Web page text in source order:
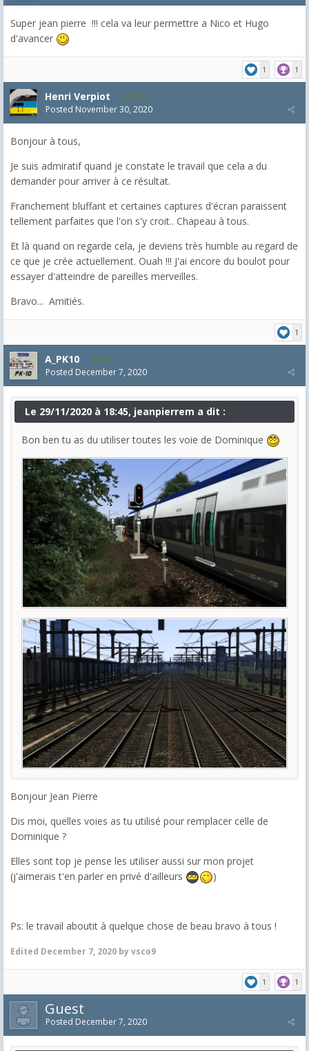
Super jean pierre !!! cela va leur permettre a Nico et Hugo
d'avancer
1 1
Henri Verpiot 229
Posted November 30, 2020
Bonjour à tous,
Je suis admiratif quand je constate le travail que cela a du
demander pour arriver à ce résultat.
Franchement bluffant et certaines captures d'écran paraissent
tellement parfaites que l'on s'y croit.. Chapeau à tous.
Et là quand on regarde cela, je deviens très humble au regard de
ce que je crée actuellement. Ouah !!! J'ai encore du boulot pour
essayer d'atteindre de pareilles merveilles.
Bravo... Amitiés.
1
A_PK10 509
Posted December 7, 2020
Le 29/11/2020 à 18:45, jeanpierrem a dit :
Bon ben tu as du utiliser toutes les voie de Dominique
Bonjour Jean Pierre
Dis moi, quelles voies as tu utilisé pour remplacer celle de
Dominique ?
Elles sont top je pense les utiliser aussi sur mon projet
(j'aimerais t'en parler en privé d'ailleurs
)
Ps: le travail aboutit à quelque chose de beau bravo à tous !
Edited December 7, 2020 by vsco9
1 1
Guest
Posted December 7, 2020